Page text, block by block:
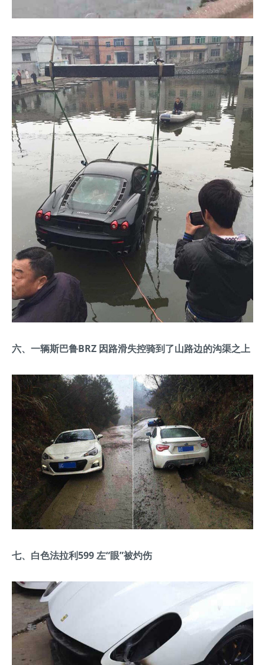
六、一辆斯巴鲁BRZ 因路滑失控骑到了山路边的沟渠之上
七、白色法拉利599 左“眼”被灼伤